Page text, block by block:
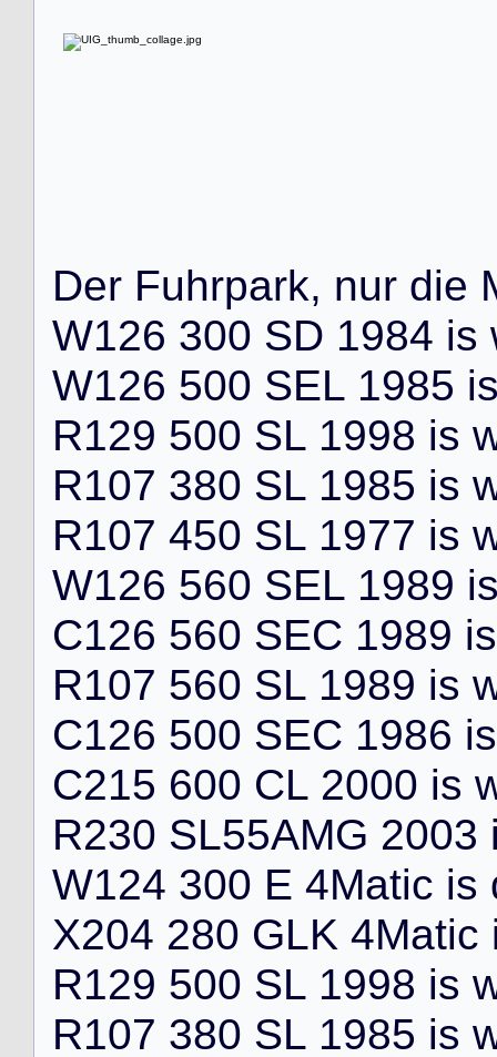
Der Fuhrpark, nur die
W126 300 SD 1984 is
W126 500 SEL 1985 i
R129 500 SL 1998 is
R107 380 SL 1985 is
R107 450 SL 1977 is
W126 560 SEL 1989 i
C126 560 SEC 1989 is
R107 560 SL 1989 is
C126 500 SEC 1986 is
C215 600 CL 2000 is
R230 SL55AMG 2003
W124 300 E 4Matic is
X204 280 GLK 4Matic
R129 500 SL 1998 is
R107 380 SL 1985 is